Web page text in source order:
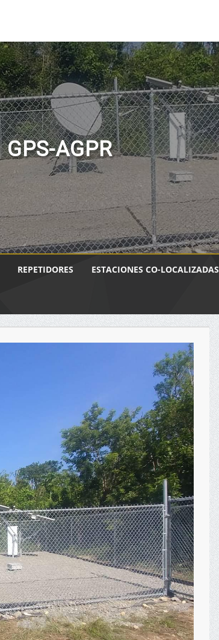
GPS-AGPR
REPETIDORES ESTACIONES CO-LOCALIZADAS